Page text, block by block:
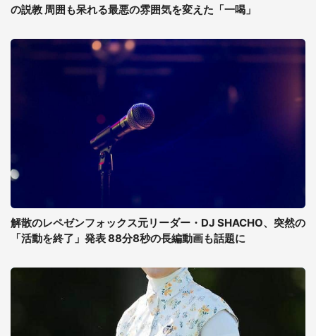
の説教 周囲も呆れる最悪の雰囲気を変えた「一喝」
解散のレペゼンフォックス元リーダー・DJ SHACHO、突然の
「活動を終了」発表 88分8秒の長編動画も話題に